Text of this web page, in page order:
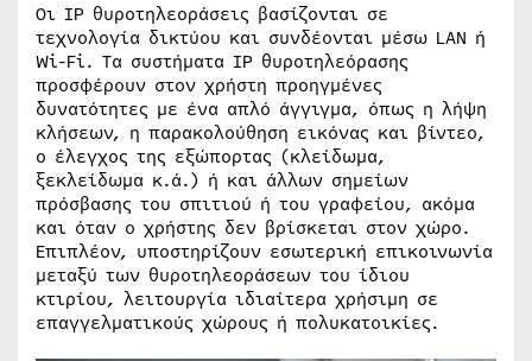
Οι IP θυροτηλεοράσεις βασίζονται σε
τεχνολογία δικτύου και συνδέονται μέσω LAN ή
Wi-Fi. Τα συστήματα IP θυροτηλεόρασης
προσφέρουν στον χρήστη προηγμένες
δυνατότητες με ένα απλό άγγιγμα, όπως η λήψη
κλήσεων, η παρακολούθηση εικόνας και βίντεο,
ο έλεγχος της εξώπορτας (κλείδωμα,
ξεκλείδωμα κ.ά.) ή και άλλων σημείων
πρόσβασης του σπιτιού ή του γραφείου, ακόμα
και όταν ο χρήστης δεν βρίσκεται στον χώρο.
Επιπλέον, υποστηρίζουν εσωτερική επικοινωνία
μεταξύ των θυροτηλεοράσεων του ίδιου
κτιρίου, λειτουργία ιδιαίτερα χρήσιμη σε
επαγγελματικούς χώρους ή πολυκατοικίες.